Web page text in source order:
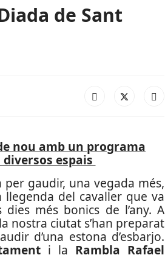
de Sant
nou amb un programa
espais
gaudir, una vegada més,
llegenda del cavaller que va
més bonics de l’any. A
nostra ciutat s’han preparat
d’una estona d’esbarjo.
i la Rambla Rafael